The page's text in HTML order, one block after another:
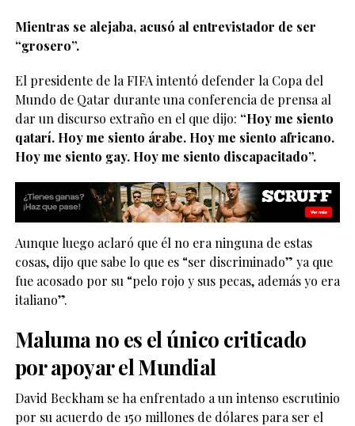
Mientras se alejaba, acusó al entrevistador de ser
“grosero”.
El presidente de la FIFA intentó defender la Copa del
Mundo de Qatar durante una conferencia de prensa al
dar un discurso extraño en el que dijo: “Hoy me siento
qatarí. Hoy me siento árabe. Hoy me siento africano.
Hoy me siento gay. Hoy me siento discapacitado”.
Aunque luego aclaró que él no era ninguna de estas
cosas, dijo que sabe lo que es “ser discriminado” ya que
fue acosado por su “pelo rojo y sus pecas, además yo era
italiano”.
Maluma no es el único criticado
por apoyar el Mundial
David Beckham se ha enfrentado a un intenso escrutinio
por su acuerdo de 150 millones de dólares para ser el